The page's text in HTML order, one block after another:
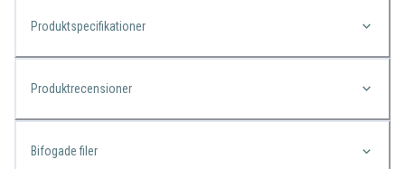
Produktspecifikationer
Produktrecensioner
Bifogade filer